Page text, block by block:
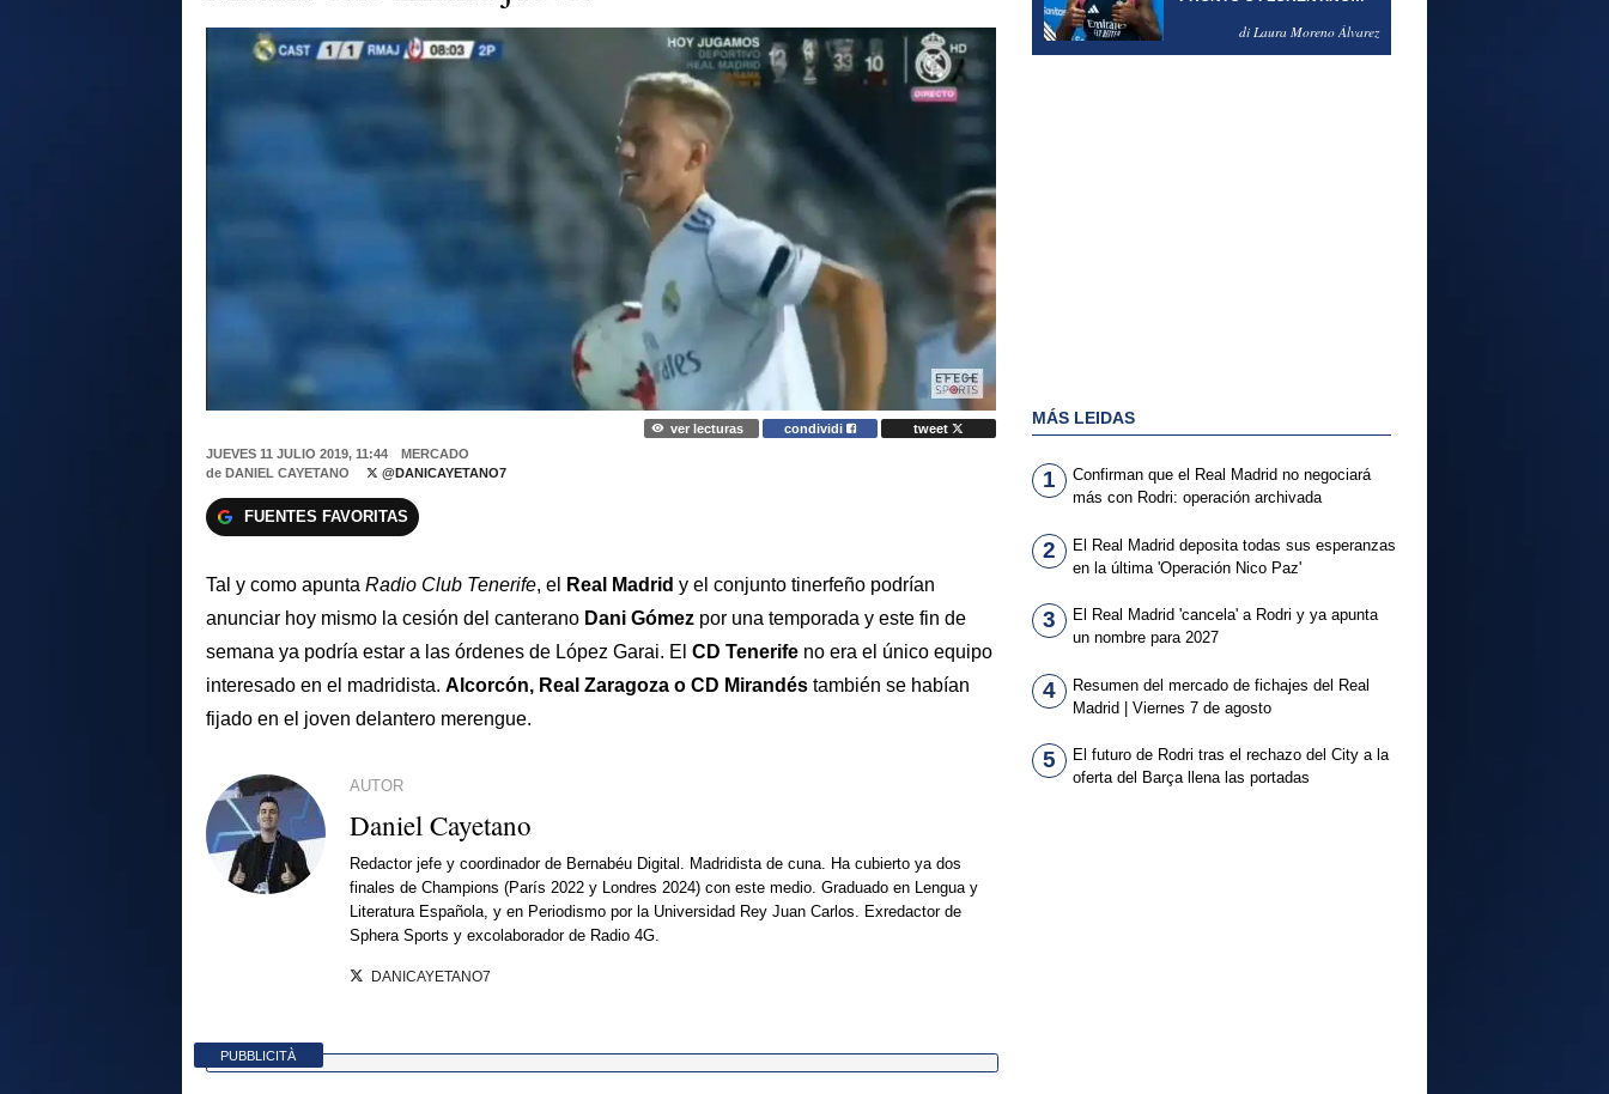
ver lecturas condividi
tweet
JUEVES 11 JULIO 2019, 11:44
MERCADO
de DANIEL CAYETANO @DANICAYETANO7
FUENTES FAVORITAS
Tal y como apunta Radio Club Tenerife, el Real Madrid y el conjunto tinerfeño podrían
anunciar hoy mismo la cesión del canterano Dani Gómez por una temporada y este fin de
semana ya podría estar a las órdenes de López Garai. El CD Tenerife no era el único equipo
interesado en el madridista. Alcorcón, Real Zaragoza o CD Mirandés también se habían
fijado en el joven delantero merengue.
AUTOR
Daniel Cayetano
Redactor jefe y coordinador de Bernabéu Digital. Madridista de cuna. Ha cubierto ya dos
finales de Champions (París 2022 y Londres 2024) con este medio. Graduado en Lengua y
Literatura Española, y en Periodismo por la Universidad Rey Juan Carlos. Exredactor de
Sphera Sports y excolaborador de Radio 4G.
DANICAYETANO7
PUBBLICITÀ
di Laura Moreno Álvarez
MÁS LEIDAS
1
Confirman que el Real Madrid no negociará
más con Rodri: operación archivada
2
El Real Madrid deposita todas sus esperanzas
en la última 'Operación Nico Paz'
3
El Real Madrid 'cancela' a Rodri y ya apunta
un nombre para 2027
4
Resumen del mercado de fichajes del Real
Madrid | Viernes 7 de agosto
5
El futuro de Rodri tras el rechazo del City a la
oferta del Barça llena las portadas